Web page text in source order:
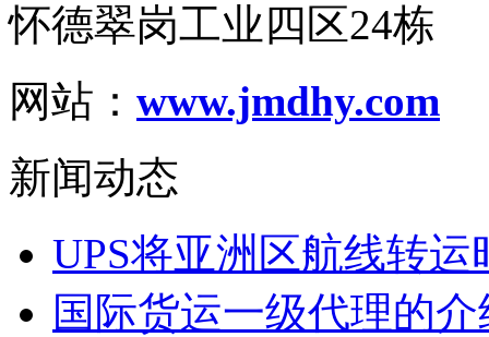
怀德翠岗工业四区24栋
网站： www.jmdhy.com
新闻动态
UPS将亚洲区航线转运
国际货运一级代理的介